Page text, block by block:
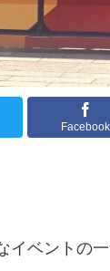
Facebook
イベントの